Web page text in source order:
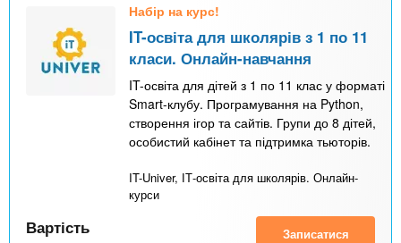
Набір на курс!
IT-освіта для школярів з 1 по 11
класи. Онлайн-навчання
IT-освіта для дітей з 1 по 11 клас у форматі
Smart-клубу. Програмування на Python,
створення ігор та сайтів. Групи до 8 дітей,
особистий кабінет та підтримка тьюторів.
IT-Univer, ІТ-освіта для школярів. Онлайн-
курси
Вартість Записатися